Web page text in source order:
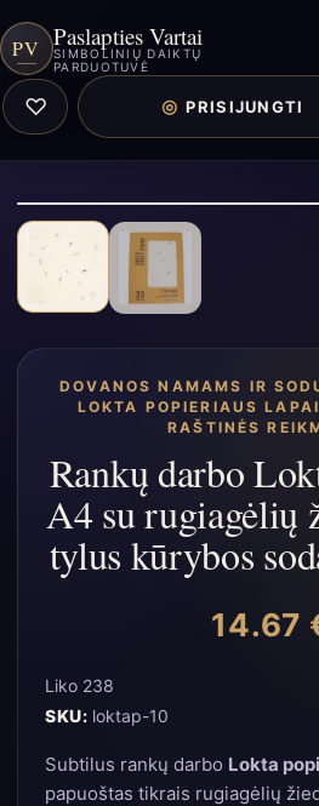
PV Paslapties Vartai
SIMBOLINIŲ DAIKTŲ
PARDUOTUVĖ
♡ ◎ PRISIJUNGTI
DOVANOS NAMAMS IR
LOKTA POPIERIAUS LAPAI
RAŠTINĖS
Rankų darbo
A4 su rugiagėlių
tylus kūrybos
14.67
Liko 238
SKU: loktap-10
Subtilus rankų darbo Lokta
papuoštas tikrais rugiagėlių